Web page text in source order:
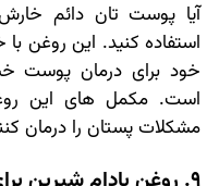
آیا پوست تان دائم
استفاده کنید. این روغن
خود برای درمان پوست
است. مکمل های این
مشکلات پستان را درمان